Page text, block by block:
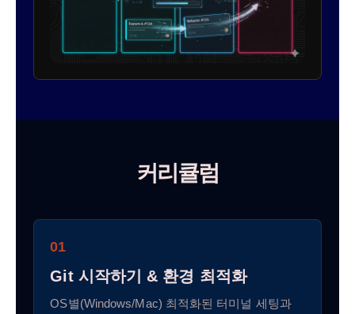
커리큘럼
01
Git 시작하기 & 환경 최적화
OS별(Windows/Mac) 최적화된 터미널 세팅과